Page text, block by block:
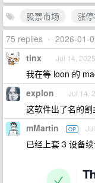
股票市场 涨
75 replies • 2026-01-
tinx Jul 14, 2025
我在等 loon 的
explon Jul 14,
这软件出了名的
mMartin OP
已经上套 3 设备